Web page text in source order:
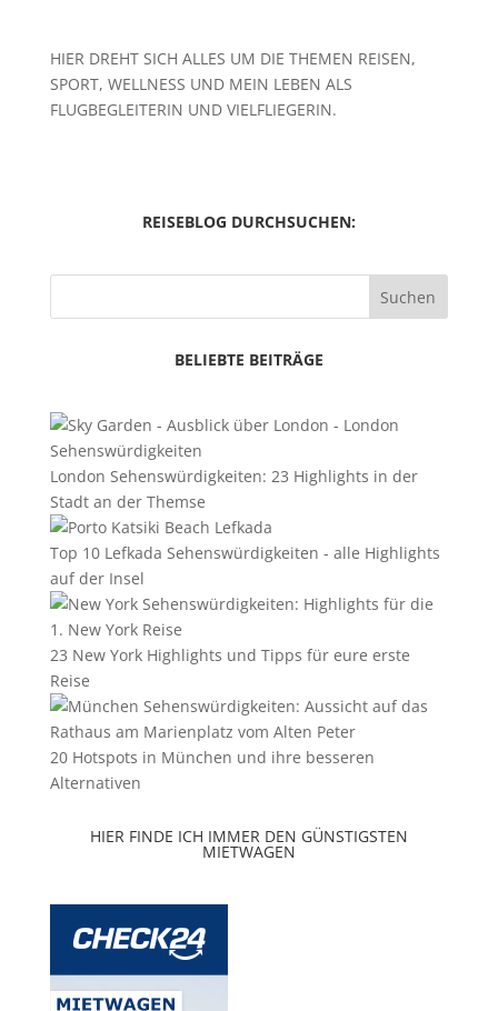
HIER DREHT SICH ALLES UM DIE THEMEN REISEN,
SPORT, WELLNESS UND MEIN LEBEN ALS
FLUGBEGLEITERIN UND VIELFLIEGERIN.
REISEBLOG DURCHSUCHEN:
Suchen
BELIEBTE BEITRÄGE
London Sehenswürdigkeiten: 23 Highlights in der
Stadt an der Themse
Top 10 Lefkada Sehenswürdigkeiten - alle Highlights
auf der Insel
23 New York Highlights und Tipps für eure erste
Reise
20 Hotspots in München und ihre besseren
Alternativen
HIER FINDE ICH IMMER DEN GÜNSTIGSTEN
MIETWAGEN